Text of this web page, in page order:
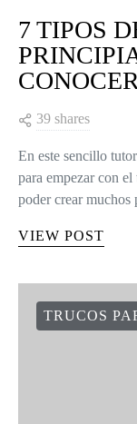
7 TIPOS
CONOCER
39 shares
En este sencillo
para empezar con
poder crear
VIEW POST
TRUCOS